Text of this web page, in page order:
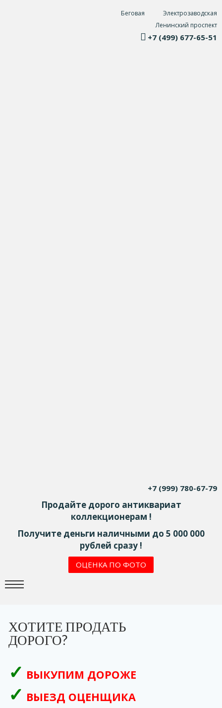
Беговая
Электрозаводская
Ленинский проспект
+7 (499) 677-65-51
+7 (999) 780-67-79
Продайте дорого антиквариат
коллекционерам !
Получите деньги наличными до 5 000 000
рублей сразу !
ОЦЕНКА ПО ФОТО
ХОТИТЕ ПРОДАТЬ
ДОРОГО?
ВЫКУПИМ ДОРОЖЕ
ВЫЕЗД ОЦЕНЩИКА